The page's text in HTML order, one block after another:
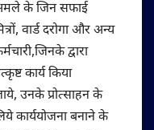
के जिन सफाई
वार्ड दरोगा और अन्य
द्वारा
कार्य किया
उनके प्रोत्साहन के
कार्ययोजना बनाने के